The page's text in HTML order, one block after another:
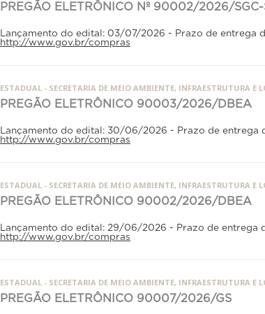
PREGÃO ELETRÔNICO Nº 90002/2026/SGC-
Lançamento do edital: 03/07/2026 - Prazo de entrega
http://www.gov.br/compras
ESTADUAL - SECRETARIA DE MEIO AMBIENTE, INFRAESTRUTURA E
PREGÃO ELETRÔNICO 90003/2026/DBEA
Lançamento do edital: 30/06/2026 - Prazo de entrega
http://www.gov.br/compras
ESTADUAL - SECRETARIA DE MEIO AMBIENTE, INFRAESTRUTURA E
PREGÃO ELETRÔNICO 90002/2026/DBEA
Lançamento do edital: 29/06/2026 - Prazo de entrega
http://www.gov.br/compras
ESTADUAL - SECRETARIA DE MEIO AMBIENTE, INFRAESTRUTURA E
PREGÃO ELETRÔNICO 90007/2026/GS